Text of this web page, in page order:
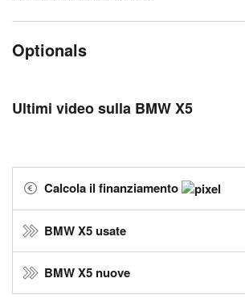
Optionals
Ultimi video sulla BMW X5
Calcola il finanziamento
BMW X5 usate
BMW X5 nuove